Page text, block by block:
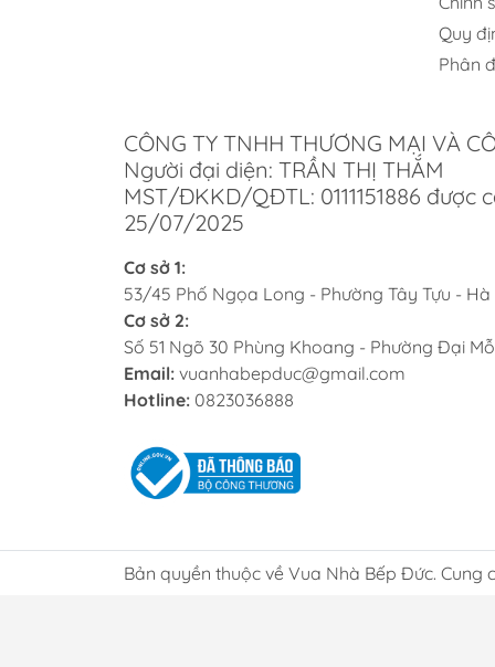
trội,
Đối
cấp
Quy
Phân
CÔNG TY TNHH THƯƠNG MẠI VÀ
Người đại diện: TRẦN THỊ THẮM
MST/ĐKKD/QĐTL: 0111151886 được
25/07/2025
Cơ sở 1:
53/45 Phố Ngọa Long - Phường Tây Tựu - Hà
Cơ sở 2:
Số 51 Ngõ 30 Phùng Khoang - Phường Đại
Email: vuanhabepduc@gmail.com
Hotline: 0823036888
Bản quyền thuộc về Vua Nhà Bếp Đức. Cung